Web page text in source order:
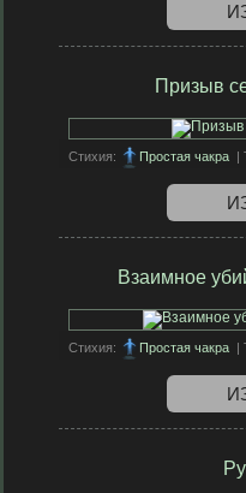
Призыв
Стихия: Простая чакра |
Взаимное
Стихия: Простая чакра |